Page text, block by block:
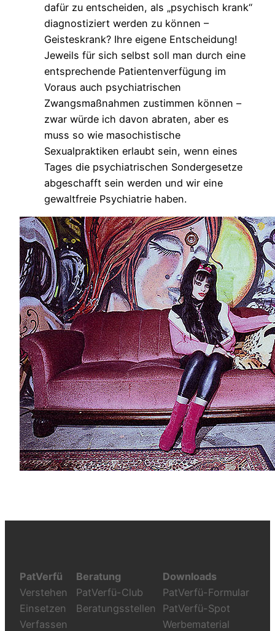
dafür zu entscheiden, als „psychisch krank“
diagnostiziert werden zu können –
Geisteskrank? Ihre eigene Entscheidung!
Jeweils für sich selbst soll man durch eine
entsprechende Patientenverfügung im
Voraus auch psychiatrischen
Zwangsmaßnahmen zustimmen können –
zwar würde ich davon abraten, aber es
muss so wie masochistische
Sexualpraktiken erlaubt sein, wenn eines
Tages die psychiatrischen Sondergesetze
abgeschafft sein werden und wir eine
gewaltfreie Psychiatrie haben.
PatVerfü
Verstehen
Einsetzen
Verfassen
Beratung
PatVerfü-Club
Beratungsstellen
Downloads
PatVerfü-Formular
PatVerfü-Spot
Werbematerial